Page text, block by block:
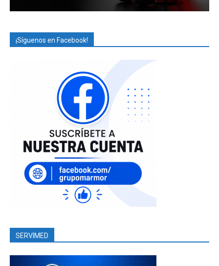
¡Síguenos en Facebook!
SERVIMED